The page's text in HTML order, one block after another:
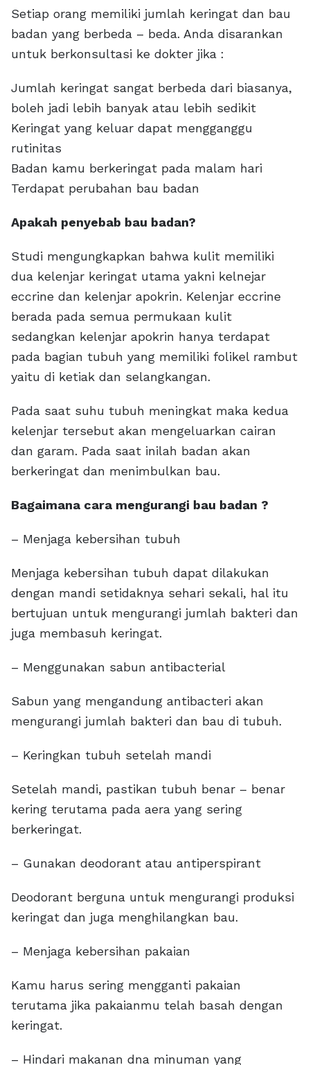
Setiap orang memiliki jumlah keringat dan bau
badan yang berbeda – beda. Anda disarankan
untuk berkonsultasi ke dokter jika :
Jumlah keringat sangat berbeda dari biasanya,
boleh jadi lebih banyak atau lebih sedikit
Keringat yang keluar dapat mengganggu
rutinitas
Badan kamu berkeringat pada malam hari
Terdapat perubahan bau badan
Apakah penyebab bau badan?
Studi mengungkapkan bahwa kulit memiliki
dua kelenjar keringat utama yakni kelnejar
eccrine dan kelenjar apokrin. Kelenjar eccrine
berada pada semua permukaan kulit
sedangkan kelenjar apokrin hanya terdapat
pada bagian tubuh yang memiliki folikel rambut
yaitu di ketiak dan selangkangan.
Pada saat suhu tubuh meningkat maka kedua
kelenjar tersebut akan mengeluarkan cairan
dan garam. Pada saat inilah badan akan
berkeringat dan menimbulkan bau.
Bagaimana cara mengurangi bau badan ?
– Menjaga kebersihan tubuh
Menjaga kebersihan tubuh dapat dilakukan
dengan mandi setidaknya sehari sekali, hal itu
bertujuan untuk mengurangi jumlah bakteri dan
juga membasuh keringat.
– Menggunakan sabun antibacterial
Sabun yang mengandung antibacteri akan
mengurangi jumlah bakteri dan bau di tubuh.
– Keringkan tubuh setelah mandi
Setelah mandi, pastikan tubuh benar – benar
kering terutama pada aera yang sering
berkeringat.
– Gunakan deodorant atau antiperspirant
Deodorant berguna untuk mengurangi produksi
keringat dan juga menghilangkan bau.
– Menjaga kebersihan pakaian
Kamu harus sering mengganti pakaian
terutama jika pakaianmu telah basah dengan
keringat.
– Hindari makanan dna minuman yang